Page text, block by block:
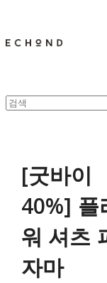
[굿바이
40%] 플
워 셔츠
자마